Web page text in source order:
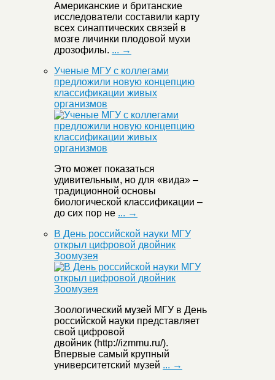
Американские и британские
исследователи составили карту
всех синаптических связей в
мозге личинки плодовой мухи
дрозофилы. ... →
Ученые МГУ с коллегами
предложили новую концепцию
классификации живых
организмов
Это может показаться
удивительным, но для «вида» –
традиционной основы
биологической классификации –
до сих пор не ... →
В День российской науки МГУ
открыл цифровой двойник
Зоомузея
Зоологический музей МГУ в День
российской науки представляет
свой цифровой
двойник (http://izmmu.ru/).
Впервые самый крупный
университетский музей ... →